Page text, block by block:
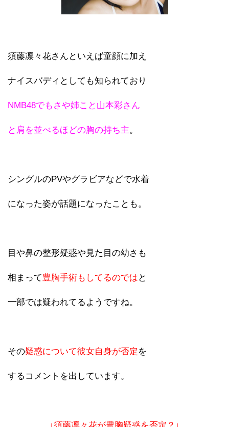
須藤凛々花さんといえば童顔に加え
ナイスバディとしても知られており
NMB48でもさや姉こと山本彩さん
と肩を並べるほどの胸の持ち主。
シングルのPVやグラビアなどで水着
になった姿が話題になったことも。
目や鼻の整形疑惑や見た目の幼さも
相まって豊胸手術もしてるのでは と
一部では疑われてるようですね。
その疑惑について彼女自身が否定 を
するコメントを出しています。